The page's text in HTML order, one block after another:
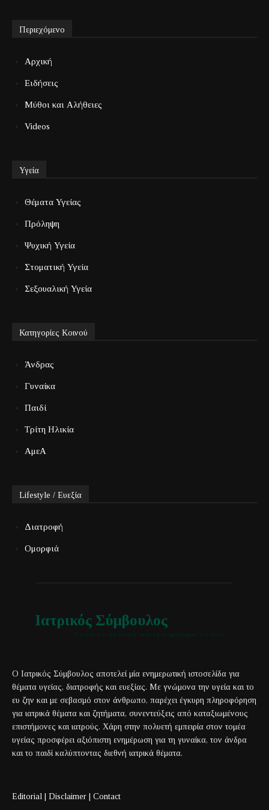
Περιεχόμενο
Αρχική
Ειδήσεις
Μύθοι και Αλήθειες
Videos
Υγεία
Θέματα Υγείας
Πρόληψη
Ψυχική Υγεία
Στοματική Υγεία
Σεξουαλική Υγεία
Κατηγορίες Κοινού
Άνδρας
Γυναίκα
Παιδί
Τρίτη Ηλικία
ΑμεΑ
Lifestyle / Ευεξία
Διατροφή
Ομορφιά
Ιατρικός Σύμβουλος
Ο Ιατρικός Σύμβουλος αποτελεί μία ενημερωτική ιστοσελίδα για
θέματα υγείας, διατροφής και ευεξίας. Με γνώμονα την υγεία και το
ευ ζην και με σεβασμό στον άνθρωπο, παρέχει έγκυρη πληροφόρηση
για ιατρικά θέματα και ζητήματα, συνεντεύξεις από καταξιωμένους
επιστήμονες και ιατρούς. Χάρη στην πολυετή εμπειρία στον τομέα
υγείας προσφέρει αξιόπιστη ενημέρωση για τη γυναίκα, τον άνδρα
και το παιδί καλύπτοντας διεθνή ιατρικά θέματα.
Editorial | Disclaimer | Contact